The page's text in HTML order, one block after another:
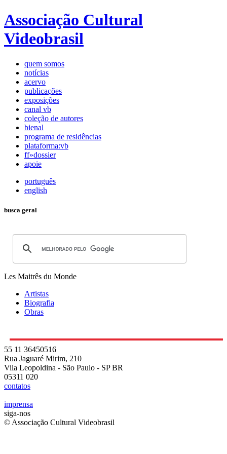
Associação Cultural
Videobrasil
quem somos
notícias
acervo
publicações
exposições
canal vb
coleção de autores
bienal
programa de residências
plataforma:vb
ff»dossier
apoie
português
english
busca geral
Les Maitrês du Monde
Artistas
Biografia
Obras
55 11 36450516
Rua Jaguaré Mirim, 210
Vila Leopoldina - São Paulo - SP BR
05311 020
contatos
imprensa
siga-nos
© Associação Cultural Videobrasil